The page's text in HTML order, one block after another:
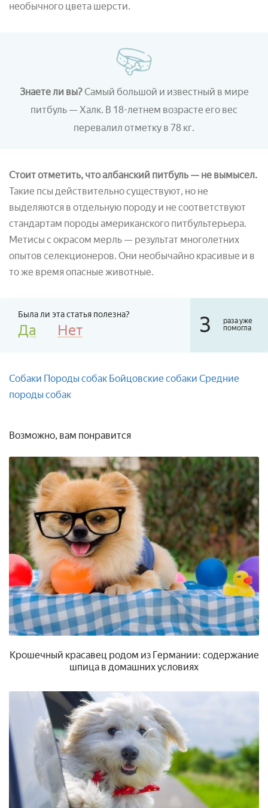
необычного цвета шерсти.
Знаете ли вы?Самый большой и известный в мире
питбуль — Халк. В 18-летнем возрасте его вес
перевалил отметку в 78 кг.
Стоит отметить, что албанский питбуль — не вымысел.
Такие псы действительно существуют, но не
выделяются в отдельную породу и не соответствуют
стандартам породы американского питбультерьера.
Метисы с окрасом мерль — результат многолетних
опытов селекционеров. Они необычайно красивые и в
то же время опасные животные.
Была ли эта статья полезна?
Да Нет 3
раза уже
помогла
Собаки Породы собак Бойцовские собаки Средние
породы собак
Возможно, вам понравится
Крошечный красавец родом из Германии: содержание
шпица в домашних условиях